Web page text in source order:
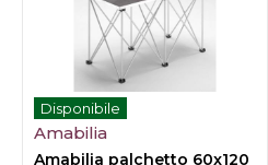
Disponibile
Amabilia
Amabilia palchetto 60x120